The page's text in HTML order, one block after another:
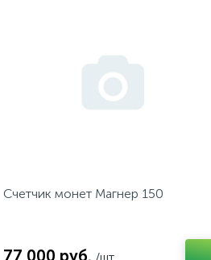
Счетчик монет Магнер 150
77 000 руб.